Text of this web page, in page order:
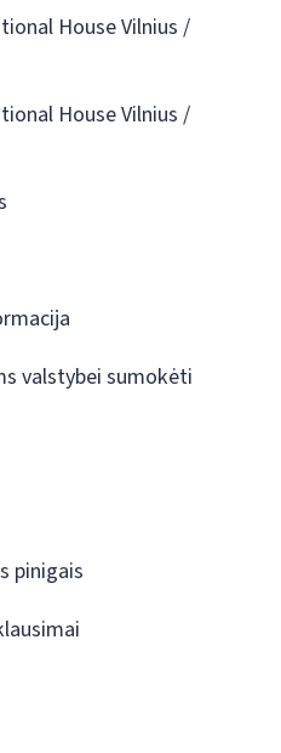
House Vilnius /
House Vilnius /
valstybei sumokėti
pinigais